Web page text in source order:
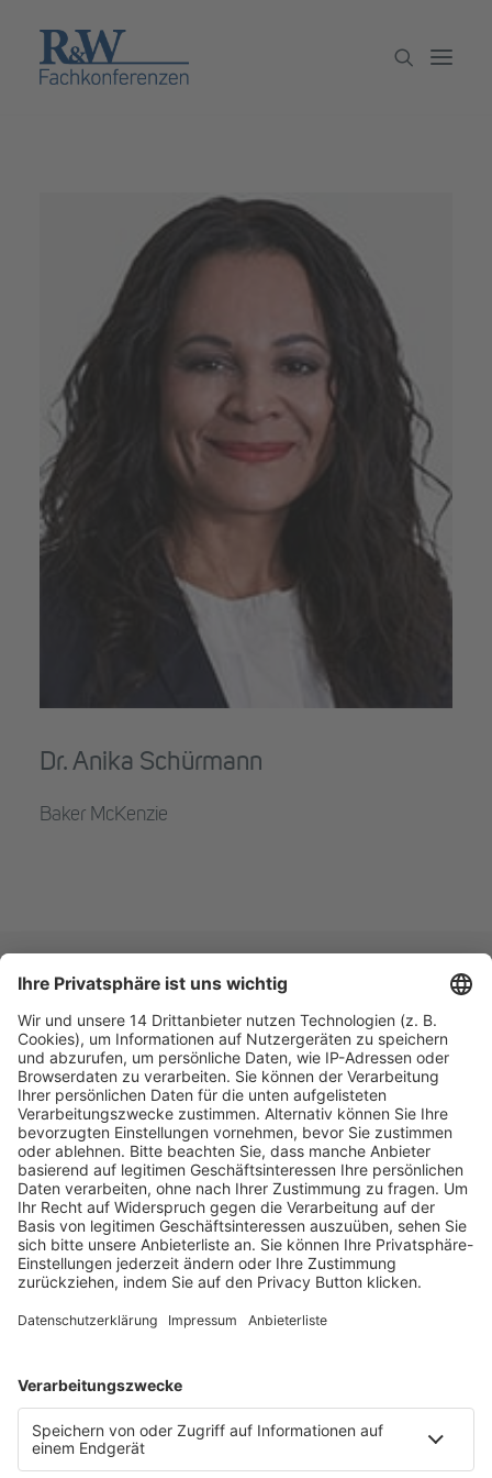
Newsletter
Dr. Anika Schürmann
Baker McKenzie
Fachmedien Recht und Wirtschaft
Ein Fachbereich der
dfv Mediengruppe
Mainzer Landstr. 251
60326 Frankfurt am Main
E-Mail:info@ruw.de
Web:https://www.ruw.de
AGB
Datenschutzerklärung
Genderhinweis